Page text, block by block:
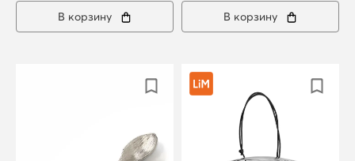
В корзину В корзину